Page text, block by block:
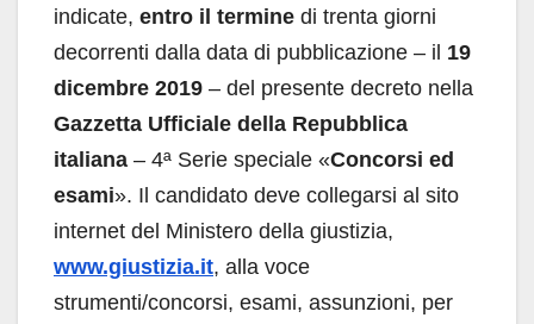
indicate, entro il termine di trenta giorni
decorrenti dalla data di pubblicazione – il 19
dicembre 2019 – del presente decreto nella
Gazzetta Ufficiale della Repubblica
italiana – 4ª Serie speciale «Concorsi ed
esami». Il candidato deve collegarsi al sito
internet del Ministero della giustizia,
www.giustizia.it, alla voce
strumenti/concorsi, esami, assunzioni, per